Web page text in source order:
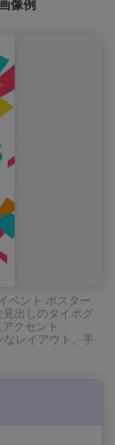
像例
ベント ポスター
出しのタイポグ
クセント
レイアウト、手